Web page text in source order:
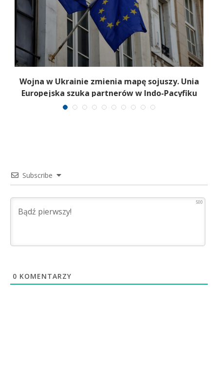
Wojna w Ukrainie zmienia mapę sojuszy. Unia
Europejska szuka partnerów w Indo-Pacyfiku
Subscribe
500
0 KOMENTARZY